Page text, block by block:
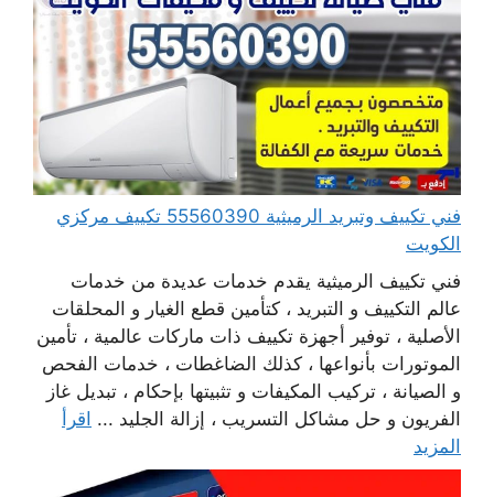
فني تكييف وتبريد الرميثية 55560390 تكييف مركزي
الكويت
فني تكييف الرميثية يقدم خدمات عديدة من خدمات
عالم التكييف و التبريد ، كتأمين قطع الغيار و المحلقات
الأصلية ، توفير أجهزة تكييف ذات ماركات عالمية ، تأمين
الموتورات بأنواعها ، كذلك الضاغطات ، خدمات الفحص
و الصيانة ، تركيب المكيفات و تثبيتها بإحكام ، تبديل غاز
الفريون و حل مشاكل التسريب ، إزالة الجليد ... اقرأ
المزيد